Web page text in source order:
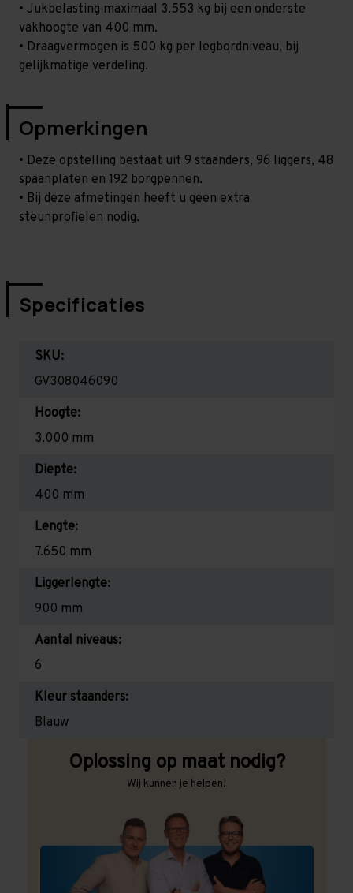
• Jukbelasting maximaal 3.553 kg bij een onderste
vakhoogte van 400 mm.
• Draagvermogen is 500 kg per legbordniveau, bij
gelijkmatige verdeling.
Opmerkingen
• Deze opstelling bestaat uit 9 staanders, 96 liggers, 48
spaanplaten en 192 borgpennen.
• Bij deze afmetingen heeft u geen extra
steunprofielen nodig.
Specificaties
SKU:
GV308046090
Hoogte:
3.000 mm
Diepte:
400 mm
Lengte:
7.650 mm
Liggerlengte:
900 mm
Aantal niveaus:
6
Kleur staanders:
Blauw
Oplossing op maat nodig?
Wij kunnen je helpen!